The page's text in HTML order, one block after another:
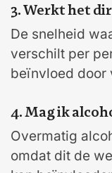
3. Werkt het
De snelheid
verschilt per
beïnvloed door
4. Mag ik
Overmatig
omdat dit de